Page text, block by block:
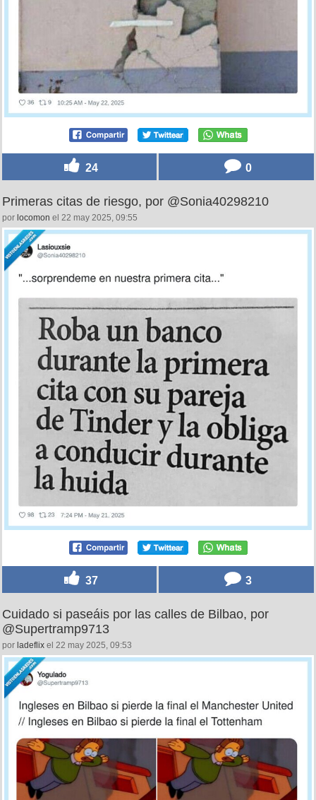
24 0
Primeras citas de riesgo, por @Sonia40298210
por locomon el 22 may 2025, 09:55
37 3
Cuidado si paseáis por las calles de Bilbao, por
@Supertramp9713
por ladeflix el 22 may 2025, 09:53